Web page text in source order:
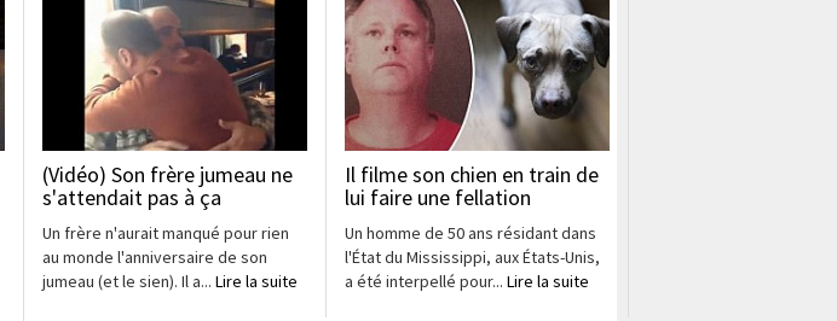
(Vidéo) Son frère jumeau ne
s'attendait pas à ça
Un frère n'aurait manqué pour rien
au monde l'anniversaire de son
jumeau (et le sien). Il a... Lire la suite
Il filme son chien en train de
lui faire une fellation
Un homme de 50 ans résidant dans
l'État du Mississippi, aux États-Unis,
a été interpellé pour... Lire la suite